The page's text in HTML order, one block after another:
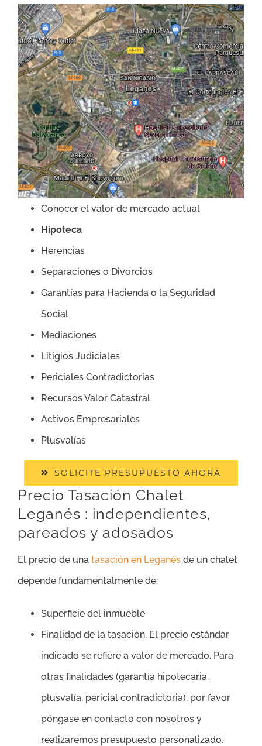
Conocer el valor de mercado actual
Hipoteca
Herencias
Separaciones o Divorcios
Garantías para Hacienda o la Seguridad
Social
Mediaciones
Litigios Judiciales
Periciales Contradictorias
Recursos Valor Catastral
Activos Empresariales
Plusvalías
SOLICITE PRESUPUESTO AHORA
Precio Tasación Chalet
Leganés : independientes,
pareados y adosados
El precio de una tasación en Leganés de un chalet
depende fundamentalmente de:
Superficie del inmueble
Finalidad de la tasación. El precio estándar
indicado se refiere a valor de mercado. Para
otras finalidades (garantía hipotecaria,
plusvalía, pericial contradictoria), por favor
póngase en contacto con nosotros y
realizaremos presupuesto personalizado.